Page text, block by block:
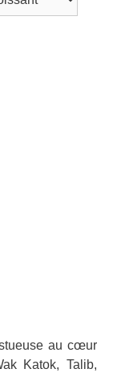
au cœur
Katok, Talib,